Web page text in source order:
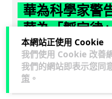
本網站正使用 Cookie
我們使用 Cookie 改善
我們的網站即表示您同
策 。
華為科學家警
華為「韜定律
華為半導體首席科學家
NVIDIA 等西方晶片巨
濟效益。他同時介紹華為...